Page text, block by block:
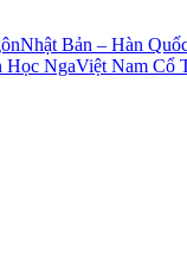
Nhật Bản – Hàn
Học NgaViệt Nam Cổ